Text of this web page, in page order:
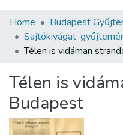
Communities &
All of DSpace
About us
Home Budapest
Sajtókivágat-
Télen is
Budapest